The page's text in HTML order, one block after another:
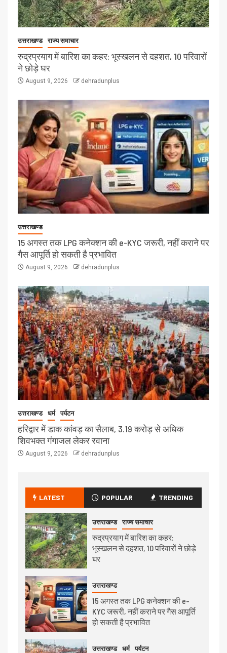
उत्तराखण्ड राज्य समाचार
रुद्रप्रयाग में बारिश का कहर: भूस्खलन से दहशत, 10 परिवारों
ने छोड़े घर
August 9, 2026 dehradunplus
उत्तराखण्ड
15 अगस्त तक LPG कनेक्शन की e-KYC जरूरी, नहीं कराने पर
गैस आपूर्ति हो सकती है प्रभावित
August 9, 2026 dehradunplus
उत्तराखण्ड धर्म पर्यटन
हरिद्वार में डाक कांवड़ का सैलाब, 3.19 करोड़ से अधिक
शिवभक्त गंगाजल लेकर रवाना
August 9, 2026 dehradunplus
LATEST POPULAR TRENDING
उत्तराखण्ड राज्य समाचार
रुद्रप्रयाग में बारिश का कहर:
भूस्खलन से दहशत, 10 परिवारों ने छोड़े
घर
उत्तराखण्ड
15 अगस्त तक LPG कनेक्शन की e-
KYC जरूरी, नहीं कराने पर गैस आपूर्ति
हो सकती है प्रभावित
उत्तराखण्ड धर्म पर्यटन